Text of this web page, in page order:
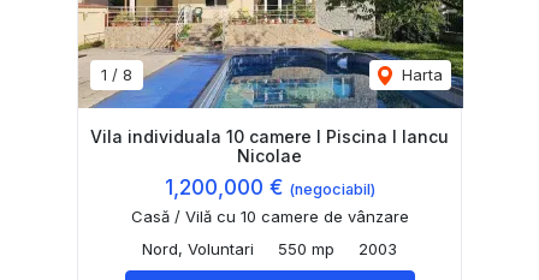
1 / 8 Harta
Vila individuala 10 camere I Piscina I Iancu
Nicolae
1,200,000 € (negociabil)
Casă / Vilă cu 10 camere de vânzare
Nord, Voluntari
550 mp 2003